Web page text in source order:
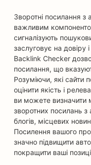
Зворотні посилання з
важливим
сигналізують
заслуговує на довіру
Backlink Checker
посилання, що
Розуміючи, які сайти
оцінити якість і
ви можете визначити
зворотних посилань з
блогів, місцевих
Посилення вашого
значно підвищити
покращити ваші